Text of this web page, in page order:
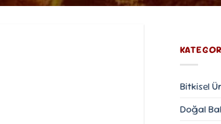
Bitkisel
Doğal